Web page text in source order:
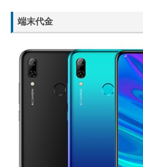
イル
の機
更も
良い
けど
LINE
モバ
イル
端末代金